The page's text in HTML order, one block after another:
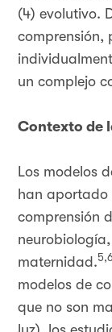
(4) evolutivo.
comprensión,
un complejo
Contexto de
Los modelos
han aportado
comprensión
maternidad.5,6
modelos de
que no son